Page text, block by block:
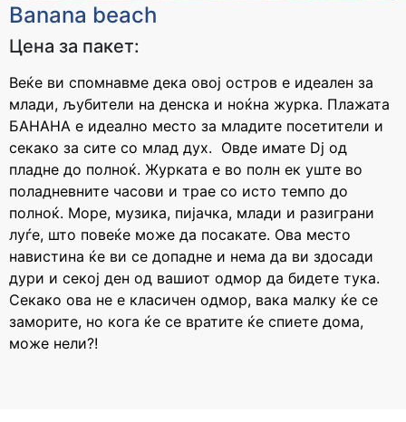
Banana beach
Цена за пакет:
Веќе ви спомнавме дека овој остров е идеален за
млади, љубители на денска и ноќна журка. Плажата
БАНАНА е идеално место за младите посетители и
секако за сите со млад дух. Овде имате Dj од
пладне до полноќ. Журката е во полн ек уште во
поладневните часови и трае со исто темпо до
полноќ. Море, музика, пијачка, млади и разиграни
луѓе, што повеќе може да посакате. Ова место
навистина ќе ви се допадне и нема да ви здосади
дури и секој ден од вашиот одмор да бидете тука.
Секако ова не е класичен одмор, вака малку ќе се
заморите, но кога ќе се вратите ќе спиете дома,
може нели?!